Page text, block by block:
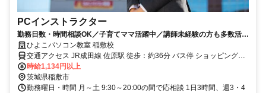
PCインストラクター
勤務日数・時間相談OK／子育てママ活躍中／講師未経験の方も多数活躍
中／接客経験も活かせる
ひよこパソコン教室 稲敷校
交通アクセス JR成田線 佐原駅 徒歩：約36分 バス停 ショッピングセ
ンターパルナ 徒歩：約1分
時給1,134円以上
茨城県稲敷市
勤務曜日・時間 月～土 9:30～20:00の間で応相談 1日3時間、週3・4